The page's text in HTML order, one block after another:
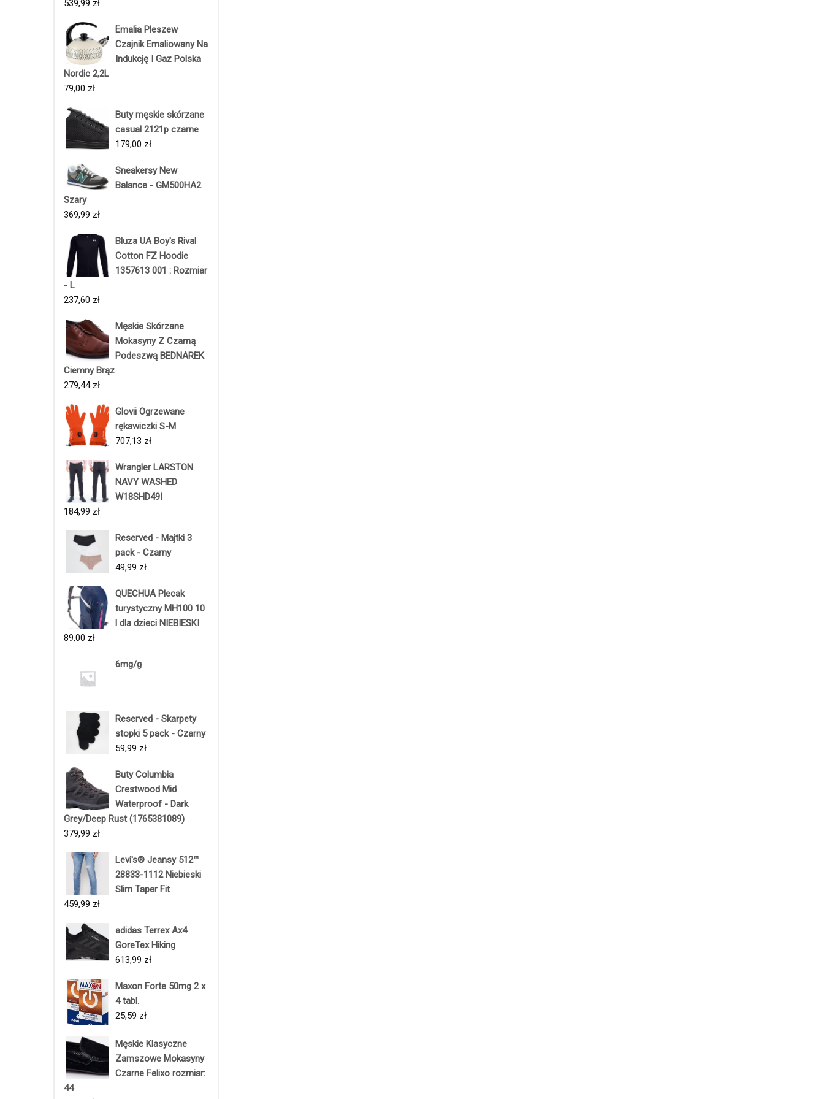
539,99 zł
Emalia Pleszew
Czajnik Emaliowany Na
Indukcję I Gaz Polska
Nordic 2,2L
79,00 zł
Buty męskie skórzane
casual 2121p czarne
179,00 zł
Sneakersy New
Balance - GM500HA2
Szary
369,99 zł
Bluza UA Boy's Rival
Cotton FZ Hoodie
1357613 001 : Rozmiar
- L
237,60 zł
Męskie Skórzane
Mokasyny Z Czarną
Podeszwą BEDNAREK
Ciemny Brąz
279,44 zł
Glovii Ogrzewane
rękawiczki S-M
707,13 zł
Wrangler LARSTON
NAVY WASHED
W18SHD49I
184,99 zł
Reserved - Majtki 3
pack - Czarny
49,99 zł
QUECHUA Plecak
turystyczny MH100 10
l dla dzieci NIEBIESKI
89,00 zł
6mg/g
Reserved - Skarpety
stopki 5 pack - Czarny
59,99 zł
Buty Columbia
Crestwood Mid
Waterproof - Dark
Grey/Deep Rust (1765381089)
379,99 zł
Levi's® Jeansy 512™
28833-1112 Niebieski
Slim Taper Fit
459,99 zł
adidas Terrex Ax4
GoreTex Hiking
613,99 zł
Maxon Forte 50mg 2 x
4 tabl.
25,59 zł
Męskie Klasyczne
Zamszowe Mokasyny
Czarne Felixo rozmiar:
44